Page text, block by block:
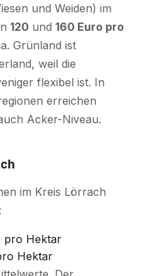
und Weiden) im
120 und 160 Euro pro
Grünland ist
weil die
flexibel ist. In
erreichen
Acker-Niveau.
im Kreis Lörrach
pro Hektar
Hektar